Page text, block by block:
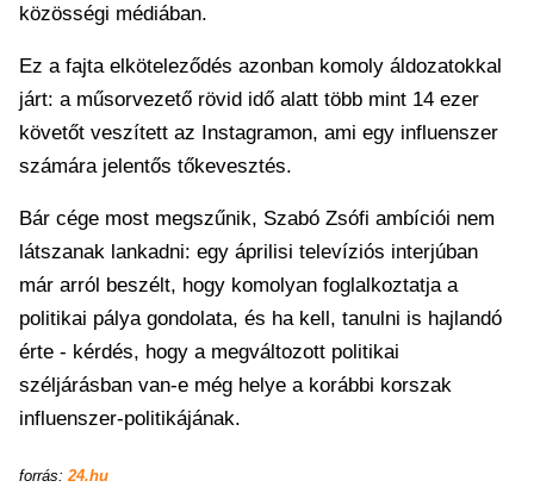
közösségi médiában.
Ez a fajta elköteleződés azonban komoly áldozatokkal
járt: a műsorvezető rövid idő alatt több mint 14 ezer
követőt veszített az Instagramon, ami egy influenszer
számára jelentős tőkevesztés.
Bár cége most megszűnik, Szabó Zsófi ambíciói nem
látszanak lankadni: egy áprilisi televíziós interjúban
már arról beszélt, hogy komolyan foglalkoztatja a
politikai pálya gondolata, és ha kell, tanulni is hajlandó
érte - kérdés, hogy a megváltozott politikai
széljárásban van-e még helye a korábbi korszak
influenszer-politikájának.
forrás:24.hu